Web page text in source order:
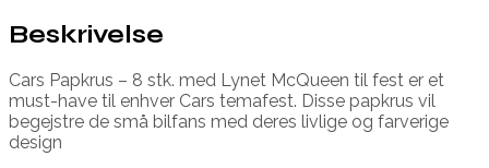
Beskrivelse
Cars Papkrus – 8 stk. med Lynet McQueen til fest er et
must-have til enhver Cars temafest. Disse papkrus vil
begejstre de små bilfans med deres livlige og farverige
design